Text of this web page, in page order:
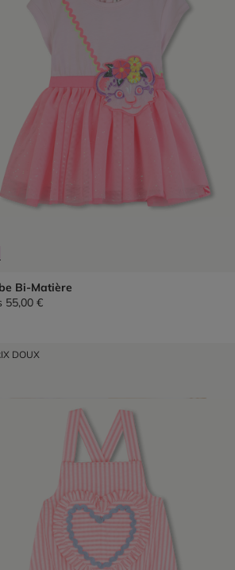
Bi-Matière
55,00 €
DOUX